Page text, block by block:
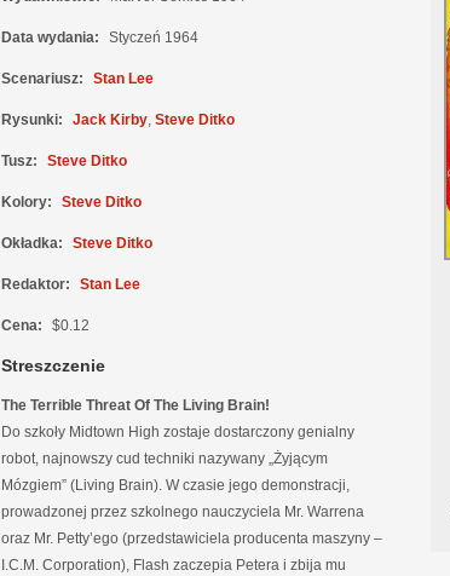
Data wydania: Styczeń 1964
Scenariusz: Stan Lee
Rysunki: Jack Kirby, Steve Ditko
Tusz: Steve Ditko
Kolory: Steve Ditko
Okładka: Steve Ditko
Redaktor: Stan Lee
Cena: $0.12
Streszczenie
The Terrible Threat Of The Living Brain!
Do szkoły Midtown High zostaje dostarczony genialny
robot, najnowszy cud techniki nazywany „Żyjącym
Mózgiem” (Living Brain). W czasie jego demonstracji,
prowadzonej przez szkolnego nauczyciela Mr. Warrena
oraz Mr. Petty’ego (przedstawiciela producenta maszyny –
I.C.M. Corporation), Flash zaczepia Petera i zbija mu